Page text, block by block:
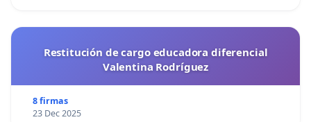
Restitución de cargo educadora diferencial
Valentina Rodríguez
8 firmas
23 Dec 2025